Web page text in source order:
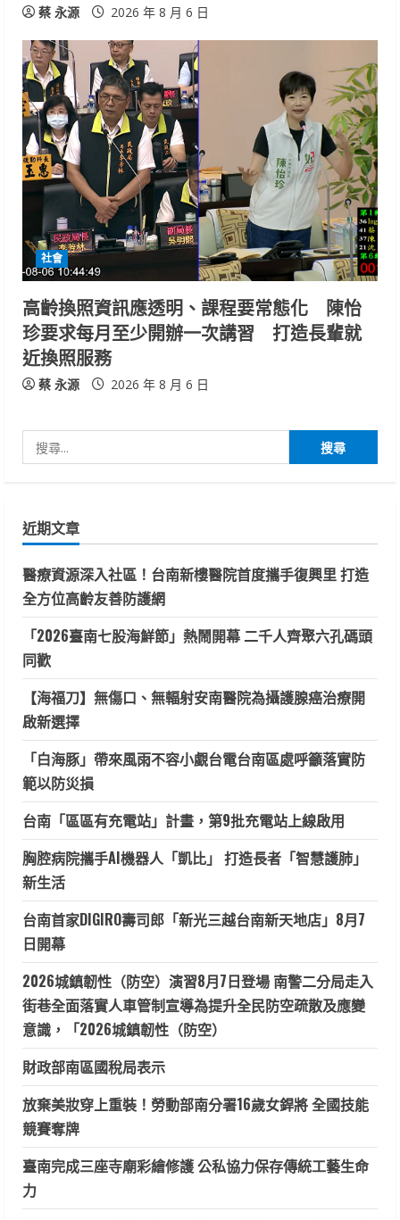
蔡 永源 2026 年 8 月 6 日
社會
高齡換照資訊應透明、課程要常態化 陳怡
珍要求每月至少開辦一次講習 打造長輩就
近換照服務
蔡 永源 2026 年 8 月 6 日
尋
字:
近期文章
醫療資源深入社區！台南新樓醫院首度攜手復興里 打造
全方位高齡友善防護網
「2026臺南七股海鮮節」熱鬧開幕 二千人齊聚六孔碼頭
同歡
【海福刀】無傷口、無輻射安南醫院為攝護腺癌治療開
啟新選擇
「白海豚」帶來風雨不容小覷台電台南區處呼籲落實防
範以防災損
台南「區區有充電站」計畫，第9批充電站上線啟用
胸腔病院攜手AI機器人「凱比」 打造長者「智慧護肺」
新生活
台南首家DIGIRO壽司郎「新光三越台南新天地店」8月7
日開幕
2026城鎮韌性（防空）演習8月7日登場 南警二分局走入
街巷全面落實人車管制宣導為提升全民防空疏散及應變
意識，「2026城鎮韌性（防空）
財政部南區國稅局表示
放棄美妝穿上重裝！勞動部南分署16歲女銲將 全國技能
競賽奪牌
臺南完成三座寺廟彩繪修護 公私協力保存傳統工藝生命
力